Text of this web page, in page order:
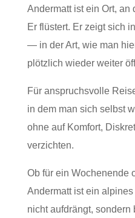
Andermatt ist ein Ort, an
Er flüstert. Er zeigt sich
— in der Art, wie man
plötzlich wieder weiter
Für anspruchsvolle
in dem man sich selbst
ohne auf Komfort,
verzichten.
Ob für ein Wochenende
Andermatt ist ein
nicht aufdrängt, sondern